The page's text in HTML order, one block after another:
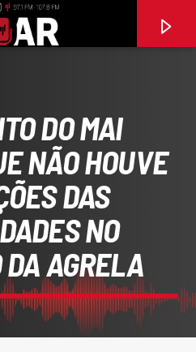
DO MAI
NÃO HOUVE
DAS
NO
AGRELA